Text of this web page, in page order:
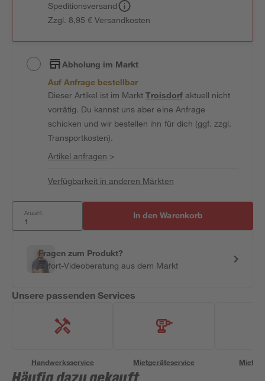
Speditionsversand
Zzgl. 8,95 € Versandkosten
Abholung im Markt
Auf Anfrage bestellbar
Dieser Artikel ist im MarktTroisdorfaktuell nicht
vorrätig. Du kannst uns aber eine Anfrage
schicken und wir bestellen ihn für dich (ggf. zzgl.
Transportkosten).
Artikel anfragen >
Verfügbarkeit in anderen Märkten
Anzahl: In den Warenkorb
Fragen zum Produkt?
Sofort-Videoberatung aus dem Markt
Unsere passenden Services
Handwerksservice Mietgeräteservice